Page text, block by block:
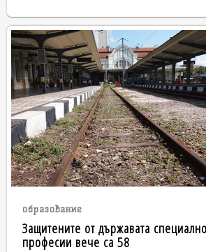
образование
Защитените от държавата
професии вече са 58